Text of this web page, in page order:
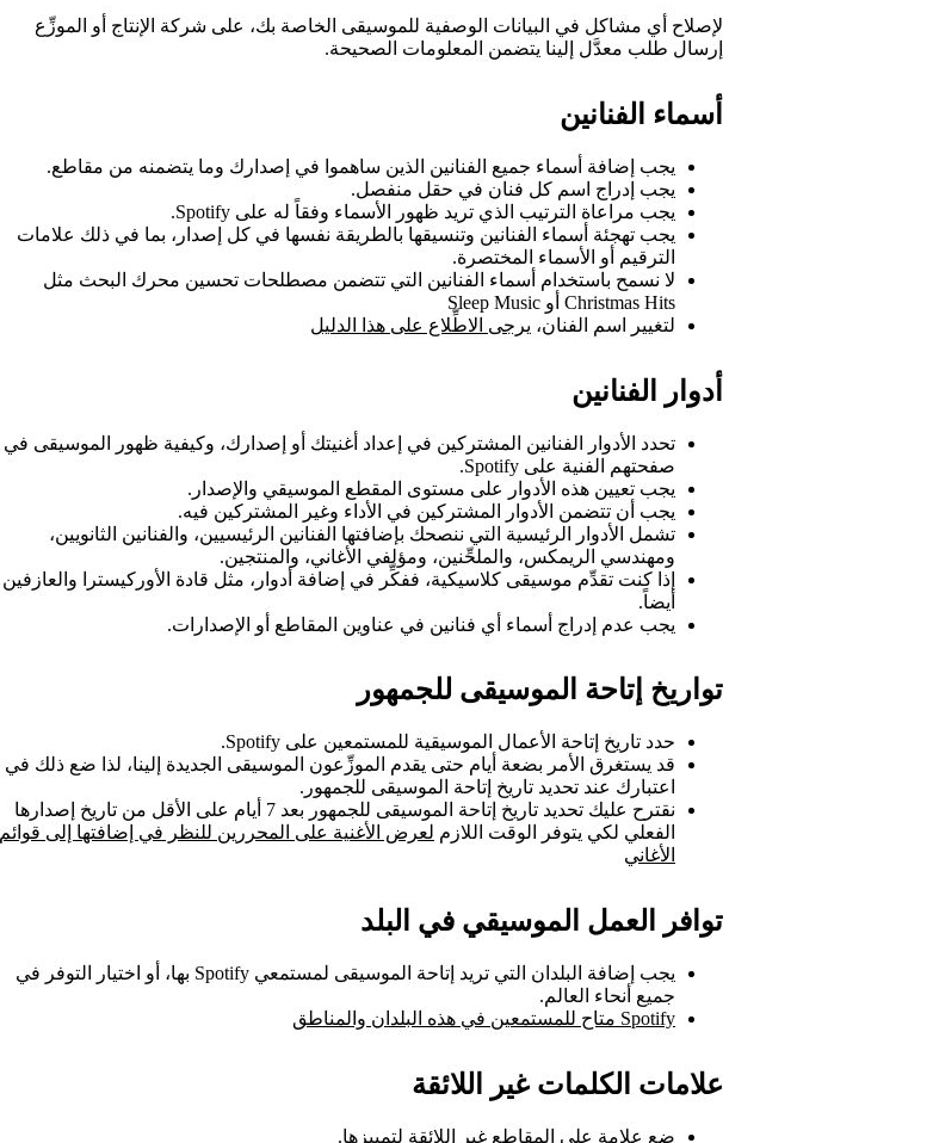
لإصلاح أي مشاكل في البيانات الوصفية للموسيقى الخاصة بك، على شركة الإنتاج أو الموزِّع
إرسال طلب معدَّل إلينا يتضمن المعلومات الصحيحة.
أسماء الفنانين
يجب إضافة أسماء جميع الفنانين الذين ساهموا في إصدارك وما يتضمنه من مقاطع.
يجب إدراج اسم كل فنان في حقل منفصل.
يجب مراعاة الترتيب الذي تريد ظهور الأسماء وفقاً له على Spotify.
يجب تهجئة أسماء الفنانين وتنسيقها بالطريقة نفسها في كل إصدار، بما في ذلك علامات
الترقيم أو الأسماء المختصرة.
لا نسمح باستخدام أسماء الفنانين التي تتضمن مصطلحات تحسين محرك البحث مثل
Christmas Hits أو Sleep Music
لتغيير اسم الفنان، يرجى الاطِّلاع على هذا الدليل
أدوار الفنانين
تحدد الأدوار الفنانين المشتركين في إعداد أغنيتك أو إصدارك، وكيفية ظهور الموسيقى في
صفحتهم الفنية على Spotify.
يجب تعيين هذه الأدوار على مستوى المقطع الموسيقي والإصدار.
يجب أن تتضمن الأدوار المشتركين في الأداء وغير المشتركين فيه.
تشمل الأدوار الرئيسية التي ننصحك بإضافتها الفنانين الرئيسيين، والفنانين الثانويين،
ومهندسي الريمكس، والملحِّنين، ومؤلفي الأغاني، والمنتجين.
إذا كنت تقدِّم موسيقى كلاسيكية، ففكِّر في إضافة أدوار، مثل قادة الأوركيسترا والعازفين
أيضاً.
يجب عدم إدراج أسماء أي فنانين في عناوين المقاطع أو الإصدارات.
تواريخ إتاحة الموسيقى للجمهور
حدد تاريخ إتاحة الأعمال الموسيقية للمستمعين على Spotify.
قد يستغرق الأمر بضعة أيام حتى يقدم الموزِّعون الموسيقى الجديدة إلينا، لذا ضع ذلك في
اعتبارك عند تحديد تاريخ إتاحة الموسيقى للجمهور.
نقترح عليك تحديد تاريخ إتاحة الموسيقى للجمهور بعد 7 أيام على الأقل من تاريخ إصدارها
الفعلي لكي يتوفر الوقت اللازم لعرض الأغنية على المحررين للنظر في إضافتها إلى قوائم
الأغاني
توافر العمل الموسيقي في البلد
يجب إضافة البلدان التي تريد إتاحة الموسيقى لمستمعي Spotify بها، أو اختيار التوفر في
جميع أنحاء العالم.
Spotify متاح للمستمعين في هذه البلدان والمناطق
علامات الكلمات غير اللائقة
ضع علامة على المقاطع غير اللائقة لتمييزها.